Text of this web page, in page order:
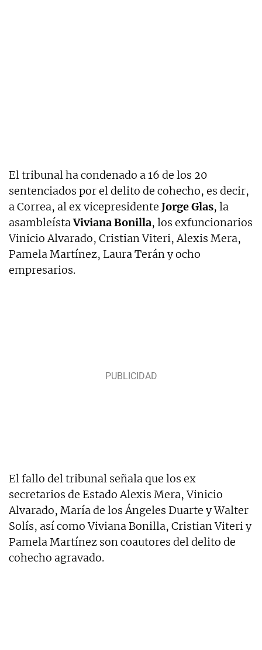
El tribunal ha condenado a 16 de los 20
sentenciados por el delito de cohecho, es decir,
a Correa, al ex vicepresidente Jorge Glas, la
asambleístaViviana Bonilla, los exfuncionarios
Vinicio Alvarado, Cristian Viteri, Alexis Mera,
Pamela Martínez, Laura Terán y ocho
empresarios.
El fallo del tribunal señala que los ex
secretarios de Estado Alexis Mera, Vinicio
Alvarado, María de los Ángeles Duarte y Walter
Solís, así como Viviana Bonilla, Cristian Viteri y
Pamela Martínez son coautores del delito de
cohecho agravado.